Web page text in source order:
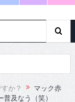
か？
マック赤
及なう（笑）